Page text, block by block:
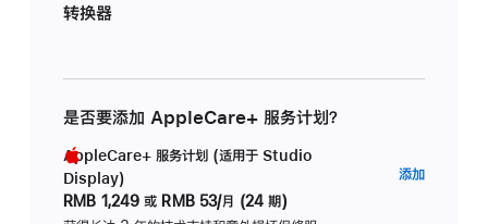
转换器
是否要添加 AppleCare+ 服务计划？
AppleCare+ 服务计划 (适用于 Studio
Display)
RMB 1,249 或 RMB 53/月 (24 期)
添加